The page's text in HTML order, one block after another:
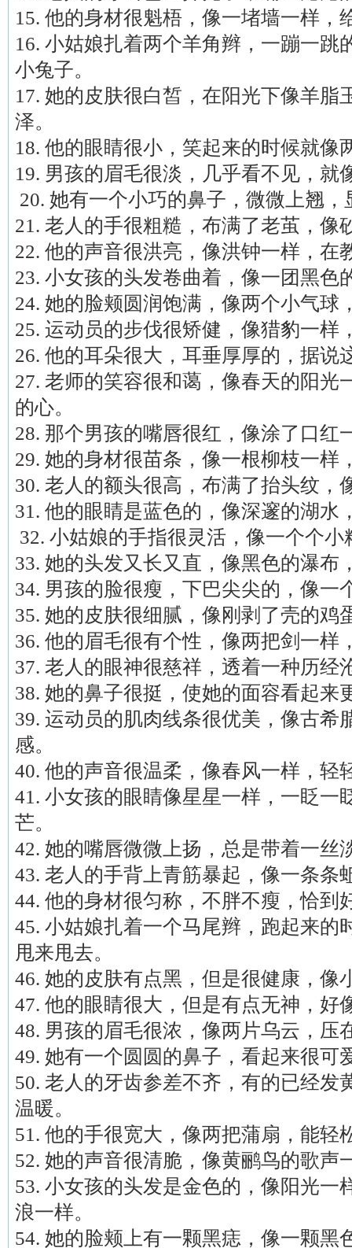
15. 他的身材很魁梧，像一堵墙一样，
16. 小姑娘扎着两个羊角辫，一蹦一跳
小兔子。
17. 她的皮肤很白皙，在阳光下像羊脂
泽。
18. 他的眼睛很小，笑起来的时候就像
19. 男孩的眉毛很淡，几乎看不见，就
20. 她有一个小巧的鼻子，微微上翘
21. 老人的手很粗糙，布满了老茧，像
22. 他的声音很洪亮，像洪钟一样，在
23. 小女孩的头发卷曲着，像一团黑
24. 她的脸颊圆润饱满，像两个小气球
25. 运动员的步伐很矫健，像猎豹一
26. 他的耳朵很大，耳垂厚厚的，据说
27. 老师的笑容很和蔼，像春天的阳光
的心。
28. 那个男孩的嘴唇很红，像涂了口红
29. 她的身材很苗条，像一根柳枝一样
30. 老人的额头很高，布满了抬头纹，
31. 他的眼睛是蓝色的，像深邃的湖水
32. 小姑娘的手指很灵活，像一个个
33. 她的头发又长又直，像黑色的瀑布
34. 男孩的脸很瘦，下巴尖尖的，像一
35. 她的皮肤很细腻，像刚剥了壳的鸡
36. 他的眉毛很有个性，像两把剑一样
37. 老人的眼神很慈祥，透着一种历经
38. 她的鼻子很挺，使她的面容看起来
39. 运动员的肌肉线条很优美，像古希
感。
40. 他的声音很温柔，像春风一样，轻
41. 小女孩的眼睛像星星一样，一眨一
芒。
42. 她的嘴唇微微上扬，总是带着一丝
43. 老人的手背上青筋暴起，像一条条
44. 他的身材很匀称，不胖不瘦，恰到
45. 小姑娘扎着一个马尾辫，跑起来的
甩来甩去。
46. 她的皮肤有点黑，但是很健康，像
47. 他的眼睛很大，但是有点无神，好
48. 男孩的眉毛很浓，像两片乌云，压
49. 她有一个圆圆的鼻子，看起来很可
50. 老人的牙齿参差不齐，有的已经发
温暖。
51. 他的手很宽大，像两把蒲扇，能轻
52. 她的声音很清脆，像黄鹂鸟的歌声
53. 小女孩的头发是金色的，像阳光一
浪一样。
54. 她的脸颊上有一颗黑痣，像一颗黑